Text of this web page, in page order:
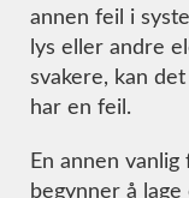
annen feil i
lys eller andre
svakere, kan
har en feil.
En annen
begynner å